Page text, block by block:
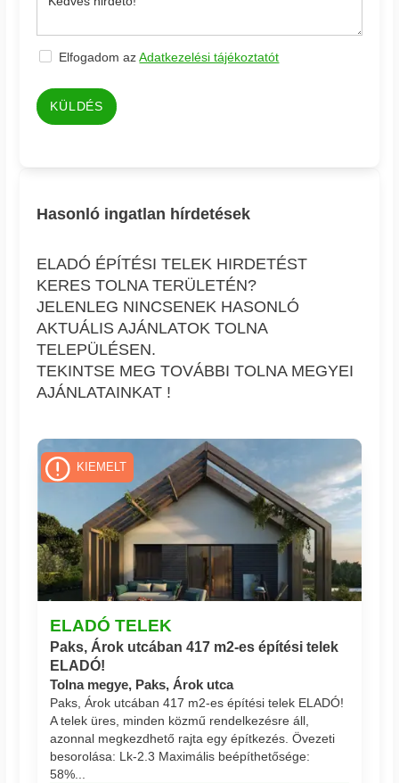
Elfogadom azAdatkezelési tájékoztatót
KÜLDÉS
Hasonló ingatlan hírdetések
ELADÓ ÉPÍTÉSI TELEK HIRDETÉST
KERES TOLNA TERÜLETÉN?
JELENLEG NINCSENEK HASONLÓ
AKTUÁLIS AJÁNLATOK TOLNA
TELEPÜLÉSEN.
TEKINTSE MEG TOVÁBBI TOLNA MEGYEI
AJÁNLATAINKAT !
ELADÓ TELEK
Paks, Árok utcában 417 m2-es építési telek
ELADÓ!
Tolna megye, Paks, Árok utca
Paks, Árok utcában 417 m2-es építési telek ELADÓ!
A telek üres, minden közmű rendelkezésre áll,
azonnal megkezdhető rajta egy építkezés. Övezeti
besorolása: Lk-2.3 Maximális beépíthetősége:
58%...
KIEMELT